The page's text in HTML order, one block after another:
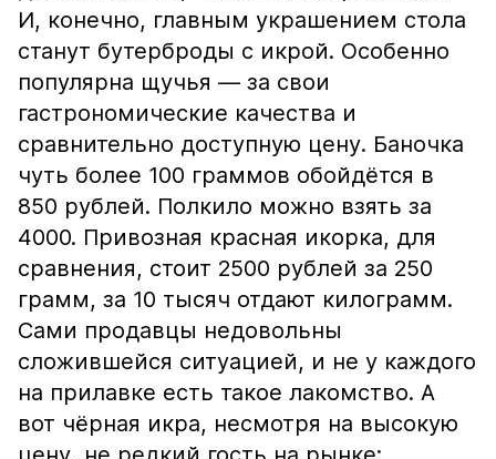
И, конечно, главным украшением стола
станут бутерброды с икрой. Особенно
популярна щучья — за свои
гастрономические качества и
сравнительно доступную цену. Баночка
чуть более 100 граммов обойдётся в
850 рублей. Полкило можно взять за
4000. Привозная красная икорка, для
сравнения, стоит 2500 рублей за 250
грамм, за 10 тысяч отдают килограмм.
Сами продавцы недовольны
сложившейся ситуацией, и не у каждого
на прилавке есть такое лакомство. А
вот чёрная икра, несмотря на высокую